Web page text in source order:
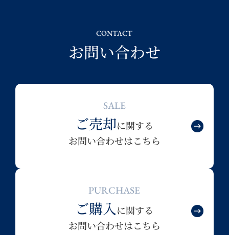
CONTACT
お問い合わせ
SALE
ご売却に関する
お問い合わせはこちら
PURCHASE
ご購入に関する
お問い合わせはこちら